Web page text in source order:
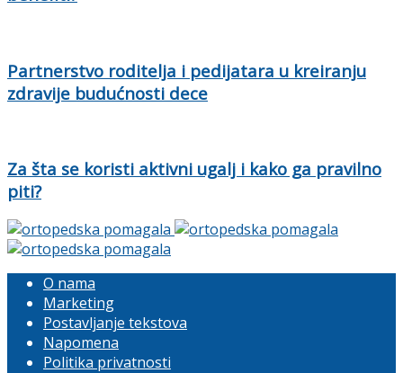
Partnerstvo roditelja i pedijatara u kreiranju
zdravije budućnosti dece
Za šta se koristi aktivni ugalj i kako ga pravilno
piti?
O nama
Marketing
Postavljanje tekstova
Napomena
Politika privatnosti